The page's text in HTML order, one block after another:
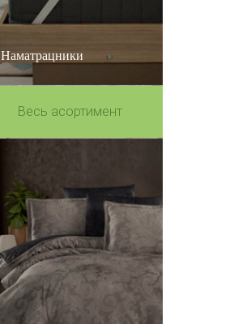
Наматрацники
Весь асортимент